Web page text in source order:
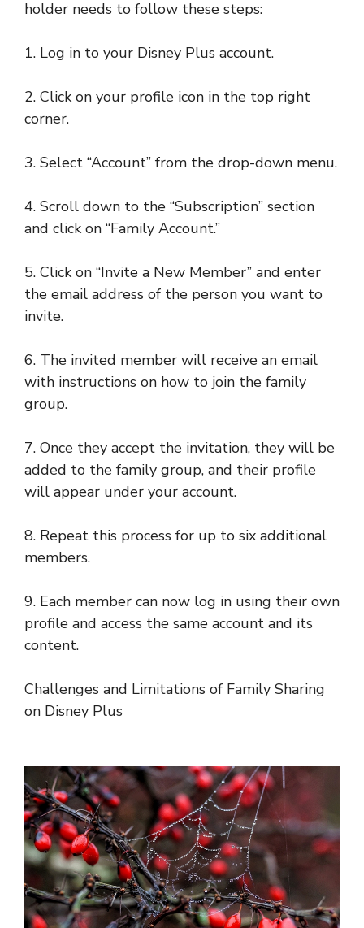
holder needs to follow these steps:
1. Log in to your Disney Plus account.
2. Click on your profile icon in the top right
corner.
3. Select “Account” from the drop-down menu.
4. Scroll down to the “Subscription” section
and click on “Family Account.”
5. Click on “Invite a New Member” and enter
the email address of the person you want to
invite.
6. The invited member will receive an email
with instructions on how to join the family
group.
7. Once they accept the invitation, they will be
added to the family group, and their profile
will appear under your account.
8. Repeat this process for up to six additional
members.
9. Each member can now log in using their own
profile and access the same account and its
content.
Challenges and Limitations of Family Sharing
on Disney Plus